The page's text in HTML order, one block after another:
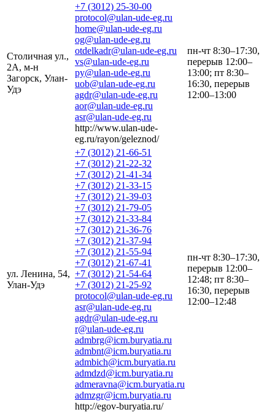
Столичная ул.,
2А, м-н
Загорск, Улан-
Удэ
+7 (3012) 25-30-00
protocol@ulan-ude-eg.ru
home@ulan-ude-eg.ru
og@ulan-ude-eg.ru
otdelkadr@ulan-ude-eg.ru
vs@ulan-ude-eg.ru
py@ulan-ude-eg.ru
uob@ulan-ude-eg.ru
agdr@ulan-ude-eg.ru
aor@ulan-ude-eg.ru
asr@ulan-ude-eg.ru
http://www.ulan-ude-
eg.ru/rayon/geleznod/
пн-чт 8:30–17:30,
перерыв 12:00–
13:00; пт 8:30–
16:30, перерыв
12:00–13:00
ул. Ленина, 54,
Улан-Удэ
+7 (3012) 21-66-51
+7 (3012) 21-22-32
+7 (3012) 21-41-34
+7 (3012) 21-33-15
+7 (3012) 21-39-03
+7 (3012) 21-79-05
+7 (3012) 21-33-84
+7 (3012) 21-36-76
+7 (3012) 21-37-94
+7 (3012) 21-55-94
+7 (3012) 21-67-41
+7 (3012) 21-54-64
+7 (3012) 21-25-92
protocol@ulan-ude-eg.ru
asr@ulan-ude-eg.ru
agdr@ulan-ude-eg.ru
r@ulan-ude-eg.ru
admbrg@icm.buryatia.ru
admbnt@icm.buryatia.ru
admbich@icm.buryatia.ru
admdzd@icm.buryatia.ru
admeravna@icm.buryatia.ru
admzgr@icm.buryatia.ru
http://egov-buryatia.ru/
пн-чт 8:30–17:30,
перерыв 12:00–
12:48; пт 8:30–
16:30, перерыв
12:00–12:48